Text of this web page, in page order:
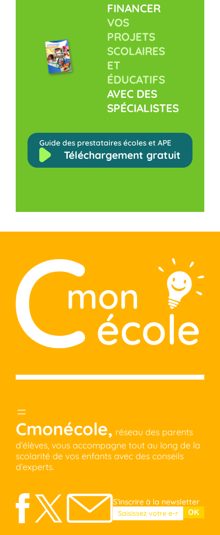
FINANCER
VOS
PROJETS
SCOLAIRES
ET
ÉDUCATIFS
AVEC DES
SPÉCIALISTES
Guide des prestataires écoles et APE
Téléchargement gratuit
Cmonécole, réseau des parents
d’élèves, vous accompagne tout au long de la
scolarité de vos enfants avec des conseils
d’experts.
S’inscrire à la newsletter
Veuillez laisser ce champ